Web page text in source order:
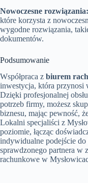
Nowoczesne rozwiązania:
które korzysta z
wygodne rozwiązania,
dokumentów.
Podsumowanie
Współpraca z biurem
inwestycja, która przynosi
Dzięki profesjonalnej
potrzeb firmy, możesz
biznesu, mając pewność,
Lokalni specjaliści z
poziomie, łącząc
indywidualne podejście do
sprawdzonego partnera w
rachunkowe w